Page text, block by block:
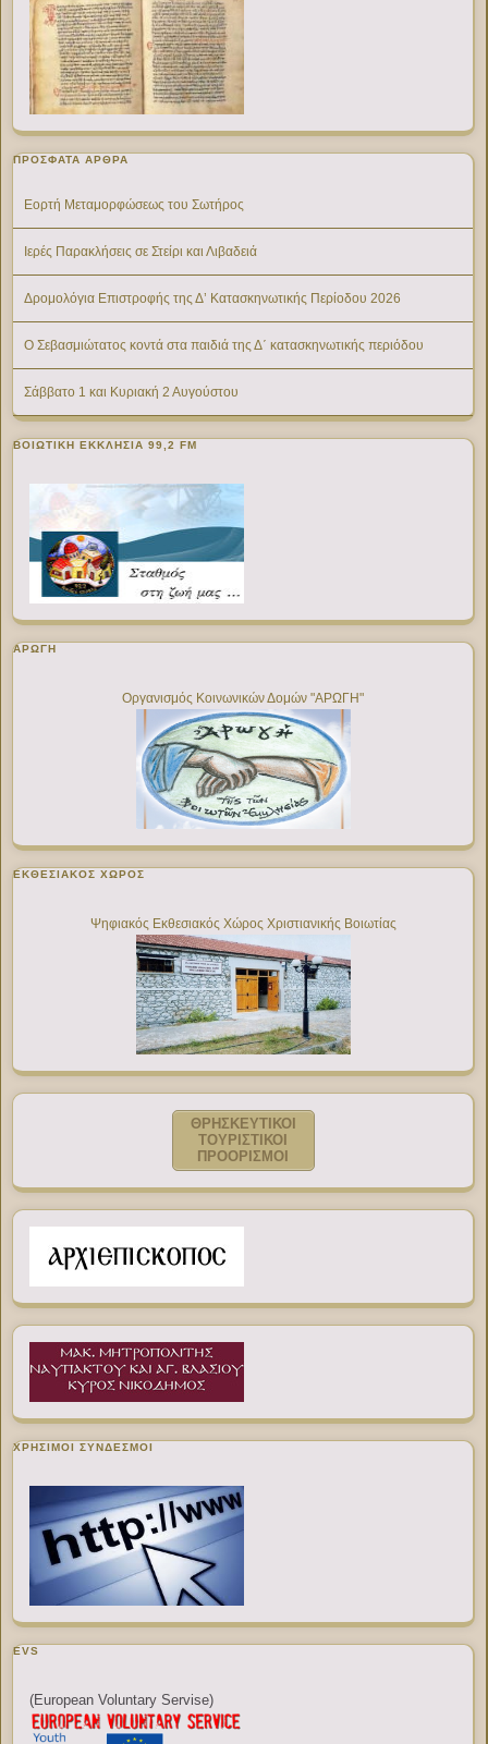
ΠΡΌΣΦΑΤΑ ΆΡΘΡΑ
Εορτή Μεταμορφώσεως του Σωτήρος
Ιερές Παρακλήσεις σε Στείρι και Λιβαδειά
Δρομολόγια Επιστροφής της Δ’ Κατασκηνωτικής Περίοδου 2026
Ο Σεβασμιώτατος κοντά στα παιδιά της Δ΄ κατασκηνωτικής περιόδου
Σάββατο 1 και Κυριακή 2 Αυγούστου
ΒΟΙΩΤΙΚΉ ΕΚΚΛΗΣΊΑ 99,2 FM
ΑΡΩΓΗ
Οργανισμός Κοινωνικών Δομών "ΑΡΩΓΗ"
ΕΚΘΕΣΙΑΚΌΣ ΧΏΡΟΣ
Ψηφιακός Εκθεσιακός Χώρος Χριστιανικής Βοιωτίας
ΘΡΗΣΚΕΥΤΙΚΟΙ
ΤΟΥΡΙΣΤΙΚΟΙ
ΠΡΟΟΡΙΣΜΟΙ
ΧΡΉΣΙΜΟΙ ΣΎΝΔΕΣΜΟΙ
EVS
(European Voluntary Servise)